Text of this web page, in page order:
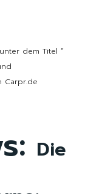
dem Titel “
Carpr.de
Die